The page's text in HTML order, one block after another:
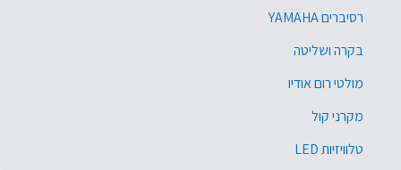
רסיברים YAMAHA
בקרה ושליטה
מולטי רום אודיו
מקרני קול
טלוויזיות LED